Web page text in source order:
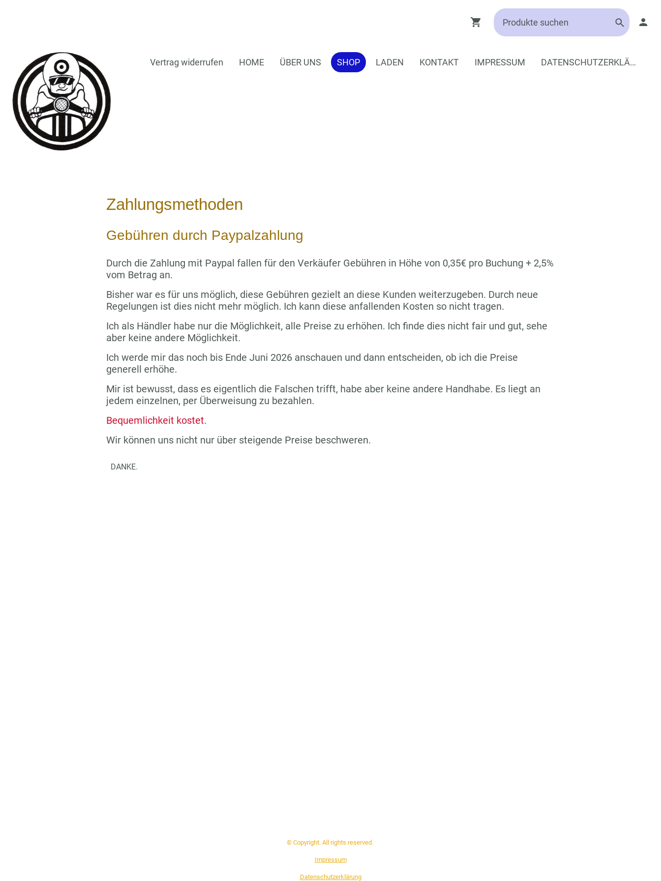
Vertrag widerrufen HOME ÜBER UNS SHOP LADEN KONTAKT IMPRESSUM DATENSCHUTZERKLÄRUNG
Zahlungsmethoden
Gebühren durch Paypalzahlung
Durch die Zahlung mit Paypal fallen für den Verkäufer Gebühren in Höhe von 0,35€ pro Buchung + 2,5%
vom Betrag an.
Bisher war es für uns möglich, diese Gebühren gezielt an diese Kunden weiterzugeben. Durch neue
Regelungen ist dies nicht mehr möglich. Ich kann diese anfallenden Kosten so nicht tragen.
Ich als Händler habe nur die Möglichkeit, alle Preise zu erhöhen. Ich finde dies nicht fair und gut, sehe
aber keine andere Möglichkeit.
Ich werde mir das noch bis Ende Juni 2026 anschauen und dann entscheiden, ob ich die Preise
generell erhöhe.
Mir ist bewusst, dass es eigentlich die Falschen trifft, habe aber keine andere Handhabe. Es liegt an
jedem einzelnen, per Überweisung zu bezahlen.
Bequemlichkeit kostet.
Wir können uns nicht nur über steigende Preise beschweren.
DANKE.
© Copyright. All rights reserved.
Impressum
Datenschutzerklärung